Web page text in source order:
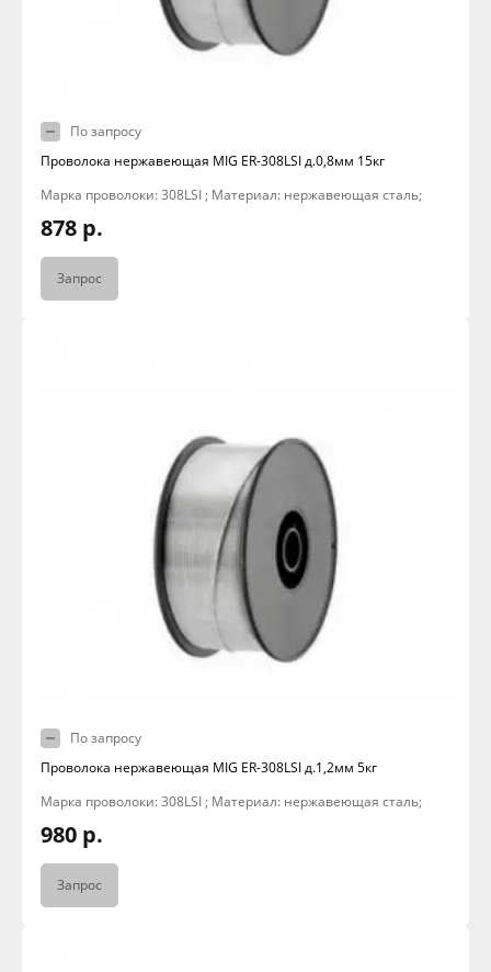
По запросу
Проволока нержавеющая MIG ER-308LSI д.0,8мм 15кг
Марка проволоки: 308LSI ; Материал: нержавеющая сталь;
878 р.
Запрос
По запросу
Проволока нержавеющая MIG ER-308LSI д.1,2мм 5кг
Марка проволоки: 308LSI ; Материал: нержавеющая сталь;
980 р.
Запрос